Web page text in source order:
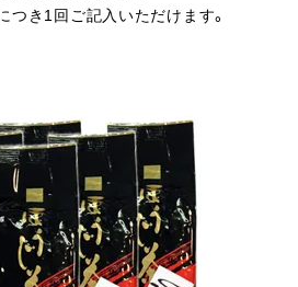
つき1回ご記入いただけます。